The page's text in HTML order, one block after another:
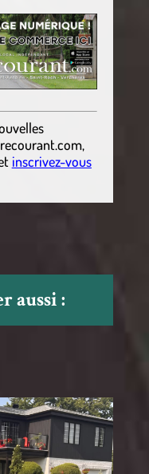
,
inscrivez-vous
aussi :